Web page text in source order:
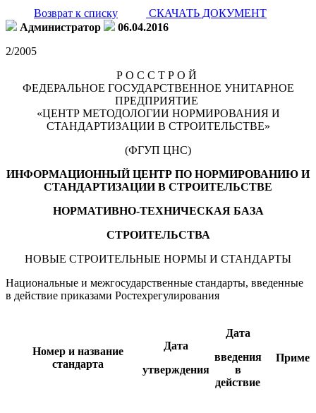
Возврат к списку
СКАЧАТЬ ДОКУМЕНТ
Администратор
06.04.2016
2/2005
Р О С С Т Р О Й
ФЕДЕРАЛЬНОЕ ГОСУДАРСТВЕННОЕ УНИТАРНОЕ
ПРЕДПРИЯТИЕ
«ЦЕНТР МЕТОДОЛОГИИ НОРМИРОВАНИЯ И
СТАНДАРТИЗАЦИИ В СТРОИТЕЛЬСТВЕ»
(ФГУП ЦНС)
ИНФОРМАЦИОННЫЙ ЦЕНТР ПО НОРМИРОВАНИЮ И
СТАНДАРТИЗАЦИИ В СТРОИТЕЛЬСТВЕ
НОРМАТИВНО-ТЕХНИЧЕСКАЯ БАЗА
СТРОИТЕЛЬСТВА
НОВЫЕ СТРОИТЕЛЬНЫЕ НОРМЫ И СТАНДАРТЫ
Национальные и межгосударственные стандарты, введенные
в действие приказами Ростехрегулирования
Номер и название
стандарта
Дата
утверждения
Дата
введения
в
действие